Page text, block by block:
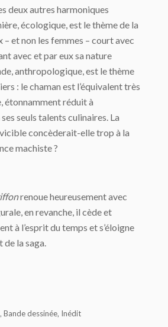
deux autres harmoniques
écologique, est le thème de la
et non les femmes – court avec
avec et par eux sa nature
anthropologique, est le thème
: le chaman est l’équivalent très
étonnamment réduit à
seuls talents culinaires. La
concèderait-elle trop à la
machiste ?
renoue heureusement avec
en revanche, il cède et
à l’esprit du temps et s’éloigne
de la saga.
, Bande dessinée, Inédit